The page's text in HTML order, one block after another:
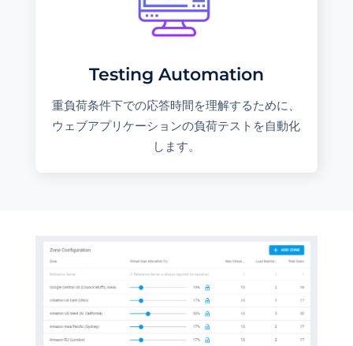
Testing Automation
重負荷条件下での応答時間を理解するために、
ウェブアプリケーションの負荷テストを自動化
します。